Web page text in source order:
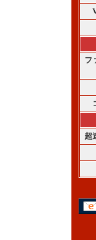
フ
超